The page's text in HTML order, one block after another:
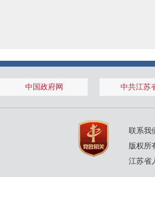
中国政府网 中共江苏
联系我
版权所
江苏省